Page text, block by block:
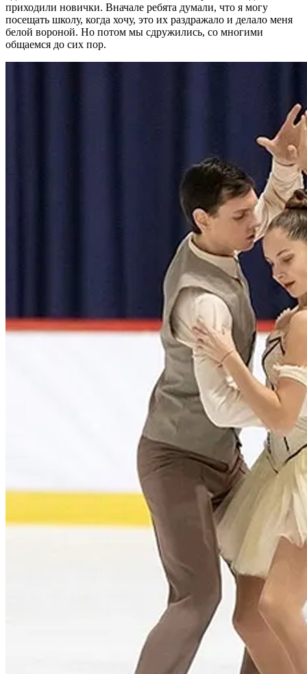
приходили новички. Вначале ребята думали, что я могу
посещать школу, когда хочу, это их раздражало и делало меня
белой вороной. Но потом мы сдружились, со многими
общаемся до сих пор.